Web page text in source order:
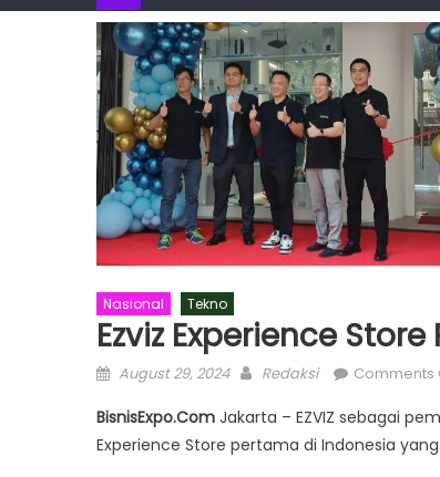
Nasional Tekno
Ezviz Experience
Posted
August 29, 2024 Author
Redaksi Comments
BisnisExpo.Com Jakarta – EZVIZ sebagai
Experience Store pertama di Indonesia